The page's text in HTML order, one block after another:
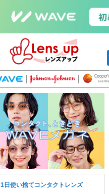
1日使い捨てコンタクトレンズ